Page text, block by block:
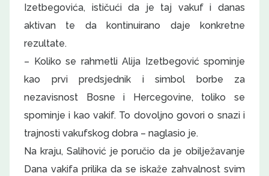
Izetbegovića, ističući da je taj vakuf i danas
aktivan te da kontinuirano daje konkretne
rezultate.
– Koliko se rahmetli Alija Izetbegović spominje
kao prvi predsjednik i simbol borbe za
nezavisnost Bosne i Hercegovine, toliko se
spominje i kao vakif. To dovoljno govori o snazi i
trajnosti vakufskog dobra – naglasio je.
Na kraju, Salihović je poručio da je obilježavanje
Dana vakifa prilika da se iskaže zahvalnost svim